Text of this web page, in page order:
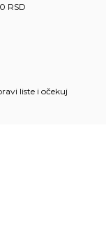
RSD
liste i očekuj